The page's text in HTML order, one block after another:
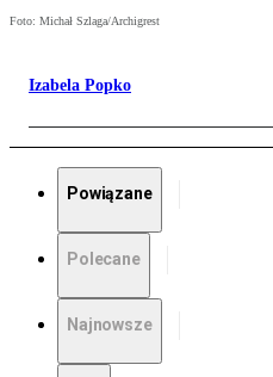
Foto: Michał Szlaga/Archigrest
Izabela Popko
Powiązane
Polecane
Najnowsze